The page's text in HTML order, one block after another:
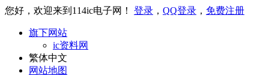
您好，欢迎来到114ic电子网！ 登录 ， QQ登录 ， 免费注册
旗下网站
ic资料网
繁体中文
网站地图